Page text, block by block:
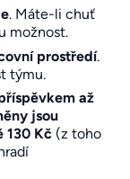
. Máte-li chuť
možnost.
prostředí.
týmu.
až
jsou
130 Kč (z toho